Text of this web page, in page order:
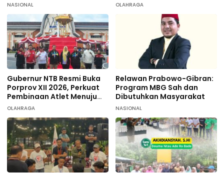
Tersangka
NASIONAL
terhadap 9 Atlet
OLAHRAGA
Gubernur NTB Resmi Buka
Porprov XII 2026, Perkuat
Pembinaan Atlet Menuju
PON 2028
OLAHRAGA
Relawan Prabowo-Gibran:
Program MBG Sah dan
Dibutuhkan Masyarakat
NASIONAL